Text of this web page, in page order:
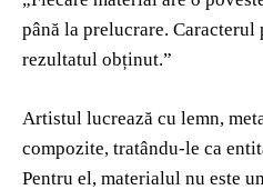
până la prelucrare. Caracterul
rezultatul obținut.”
Artistul lucrează cu lemn,
compozite, tratându-le ca
Pentru el, materialul nu este